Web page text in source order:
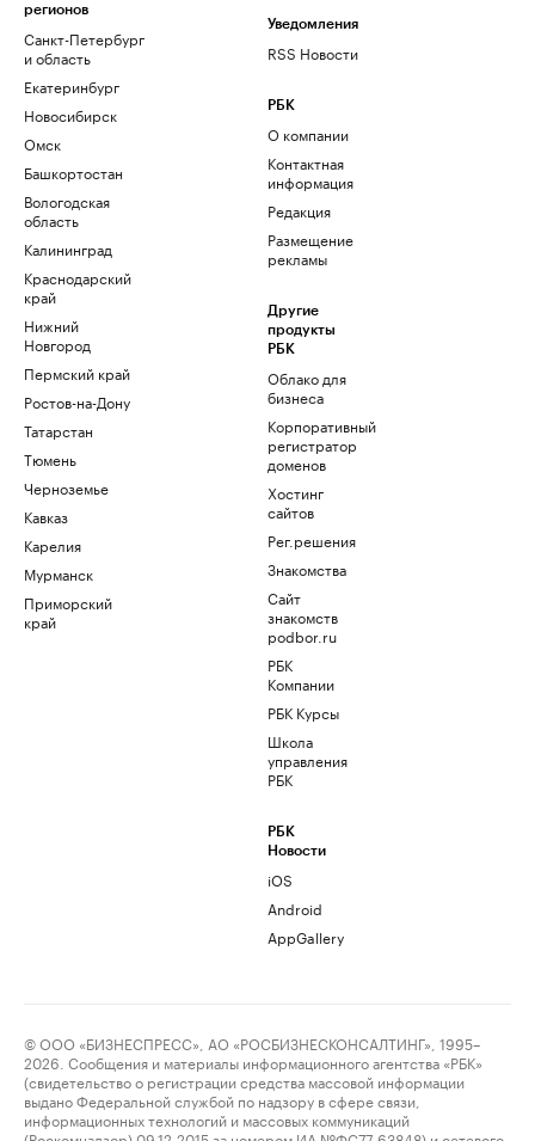
регионов
Санкт-Петербург
и область
Екатеринбург
Новосибирск
Омск
Башкортостан
Вологодская
область
Калининград
Краснодарский
край
Нижний
Новгород
Пермский край
Ростов-на-Дону
Татарстан
Тюмень
Черноземье
Кавказ
Карелия
Мурманск
Приморский
край
Уведомления
RSS Новости
РБК
О компании
Контактная
информация
Редакция
Размещение
рекламы
Другие
продукты
РБК
Облако для
бизнеса
Корпоративный
регистратор
доменов
Хостинг
сайтов
Рег.решения
Знакомства
Сайт
знакомств
podbor.ru
РБК
Компании
РБК Курсы
Школа
управления
РБК
РБК
Новости
iOS
Android
AppGallery
© ООО «БИЗНЕСПРЕСС», АО «РОСБИЗНЕСКОНСАЛТИНГ», 1995–
2026. Сообщения и материалы информационного агентства «РБК»
(свидетельство о регистрации средства массовой информации
выдано Федеральной службой по надзору в сфере связи,
информационных технологий и массовых коммуникаций